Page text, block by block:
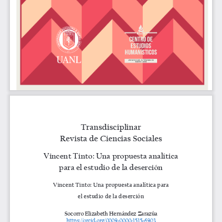
Transdisciplinar
Revista de Ciencias Sociales
Vincent Tinto: Una propuesta analítica
para el estudio de la deserción
Vincent Tinto: Una propuesta analítica para
el estudio de la deserción
Socorro Elizabeth Hernández Zarazúa
https://orcid.org/0009-0000-1515-6903